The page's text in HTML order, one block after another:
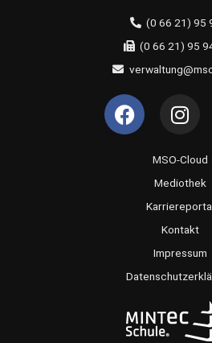
(0 66 21) 95
(0 66 21) 95
F
a
I
n
t
a
g
r
m
MSO-Cloud
Mediothek
Kontakt
Impressum